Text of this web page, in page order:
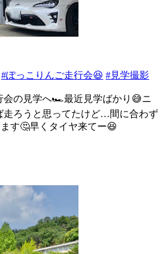
#ぽっこりんご走行会😆 #見学撮影
会の見学へ🏎最近見学ばかり😅ニ
走ろうと思ってたけど…間に合わず
す🤔早くタイヤ来てー😆